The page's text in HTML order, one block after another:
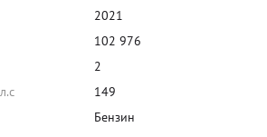
2021
102 976
2
149
Бензин